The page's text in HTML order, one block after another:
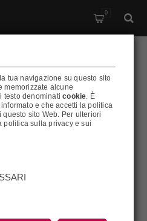
0
DELLA
tua navigazione su questo sito
memorizzate alcune
testo denominaticookie. È
e che accetti la politica
sito Web. Per ulteriori
politica sulla privacy e sui